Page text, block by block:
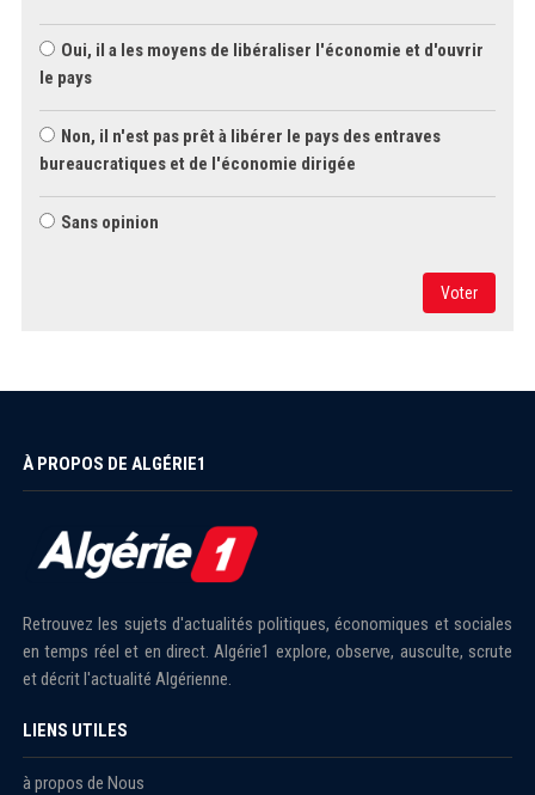
Oui, il a les moyens de libéraliser l'économie et d'ouvrir
le pays
Non, il n'est pas prêt à libérer le pays des entraves
bureaucratiques et de l'économie dirigée
Sans opinion
Voter
À PROPOS DE ALGÉRIE1
Retrouvez les sujets d'actualités politiques, économiques et sociales
en temps réel et en direct. Algérie1 explore, observe, ausculte, scrute
et décrit l'actualité Algérienne.
LIENS UTILES
à propos de Nous